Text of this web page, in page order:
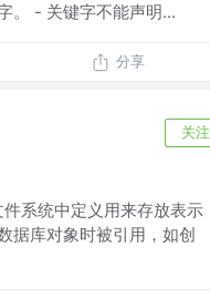
。 - 关键字不能声明...
分享
关注
系统中定义用来存放表示
据库对象时被引用，如创